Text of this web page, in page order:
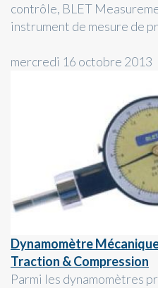
contrôle, BLET
instrument de mesure de
mercredi 16 octobre 2013
Dynamomètre
Traction & Compression
Parmi les dynamomètres